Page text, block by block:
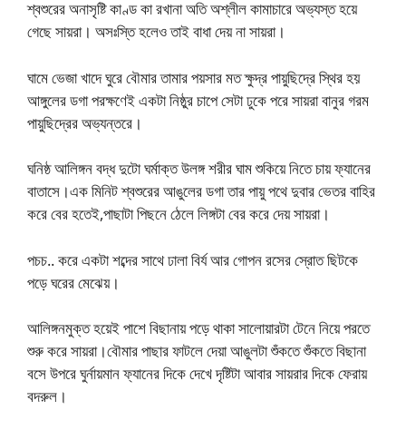
শ্বশুরের অনাসৃষ্টি কাণ্ড কা রখানা অতি অশ্লীল কামাচারে অভ্যস্ত হয়ে
গেছে সায়রা। অসঃস্তি হলেও তাই বাধা দেয় না সায়রা।
ঘামে ভেজা খাদে ঘুরে বৌমার তামার পয়সার মত ক্ষুদ্র পায়ুছিদ্রে স্থির হয়
আঙ্গুলের ডগা পরক্ষণেই একটা নিষ্ঠুর চাপে সেটা ঢুকে পরে সায়রা বানুর গরম
পায়ুছিদ্রের অভ্যন্তরে।
ঘনিষ্ঠ আলিঙ্গন বদ্ধ দুটো ঘর্মাক্ত উলঙ্গ শরীর ঘাম শুকিয়ে নিতে চায় ফ্যানের
বাতাসে।এক মিনিট শ্বশুরের আঙুলের ডগা তার পায়ু পথে দুবার ভেতর বাহির
করে বের হতেই,পাছাটা পিছনে ঠেলে লিঙ্গটা বের করে দেয় সায়রা।
পচচ.. করে একটা শব্দের সাথে ঢালা বির্য আর গোপন রসের স্রোত ছিটকে
পড়ে ঘরের মেঝেয়।
আলিঙ্গনমুক্ত হয়েই পাশে বিছানায় পড়ে থাকা সালোয়ারটা টেনে নিয়ে পরতে
শুরু করে সায়রা।বৌমার পাছার ফাটলে দেয়া আঙুলটা শুঁকতে শুঁকতে বিছানা
বসে উপরে ঘুর্নায়মান ফ্যানের দিকে দেখে দৃষ্টিটা আবার সায়রার দিকে ফেরায়
বদরুল।